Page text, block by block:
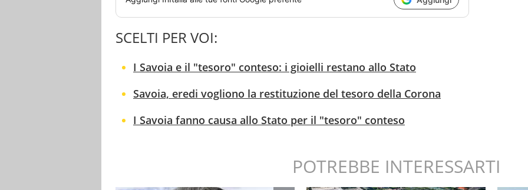
SCELTI PER VOI:
I Savoia e il "tesoro" conteso: i gioielli restano allo Stato
Savoia, eredi vogliono la restituzione del tesoro della Corona
I Savoia fanno causa allo Stato per il "tesoro" conteso
POTREBBE INTERESSARTI